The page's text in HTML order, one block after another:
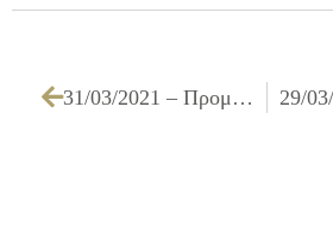
31/03/2021 – Προμήθεια απορριμματοφόρων και αναρροφητικών σαρώθρων